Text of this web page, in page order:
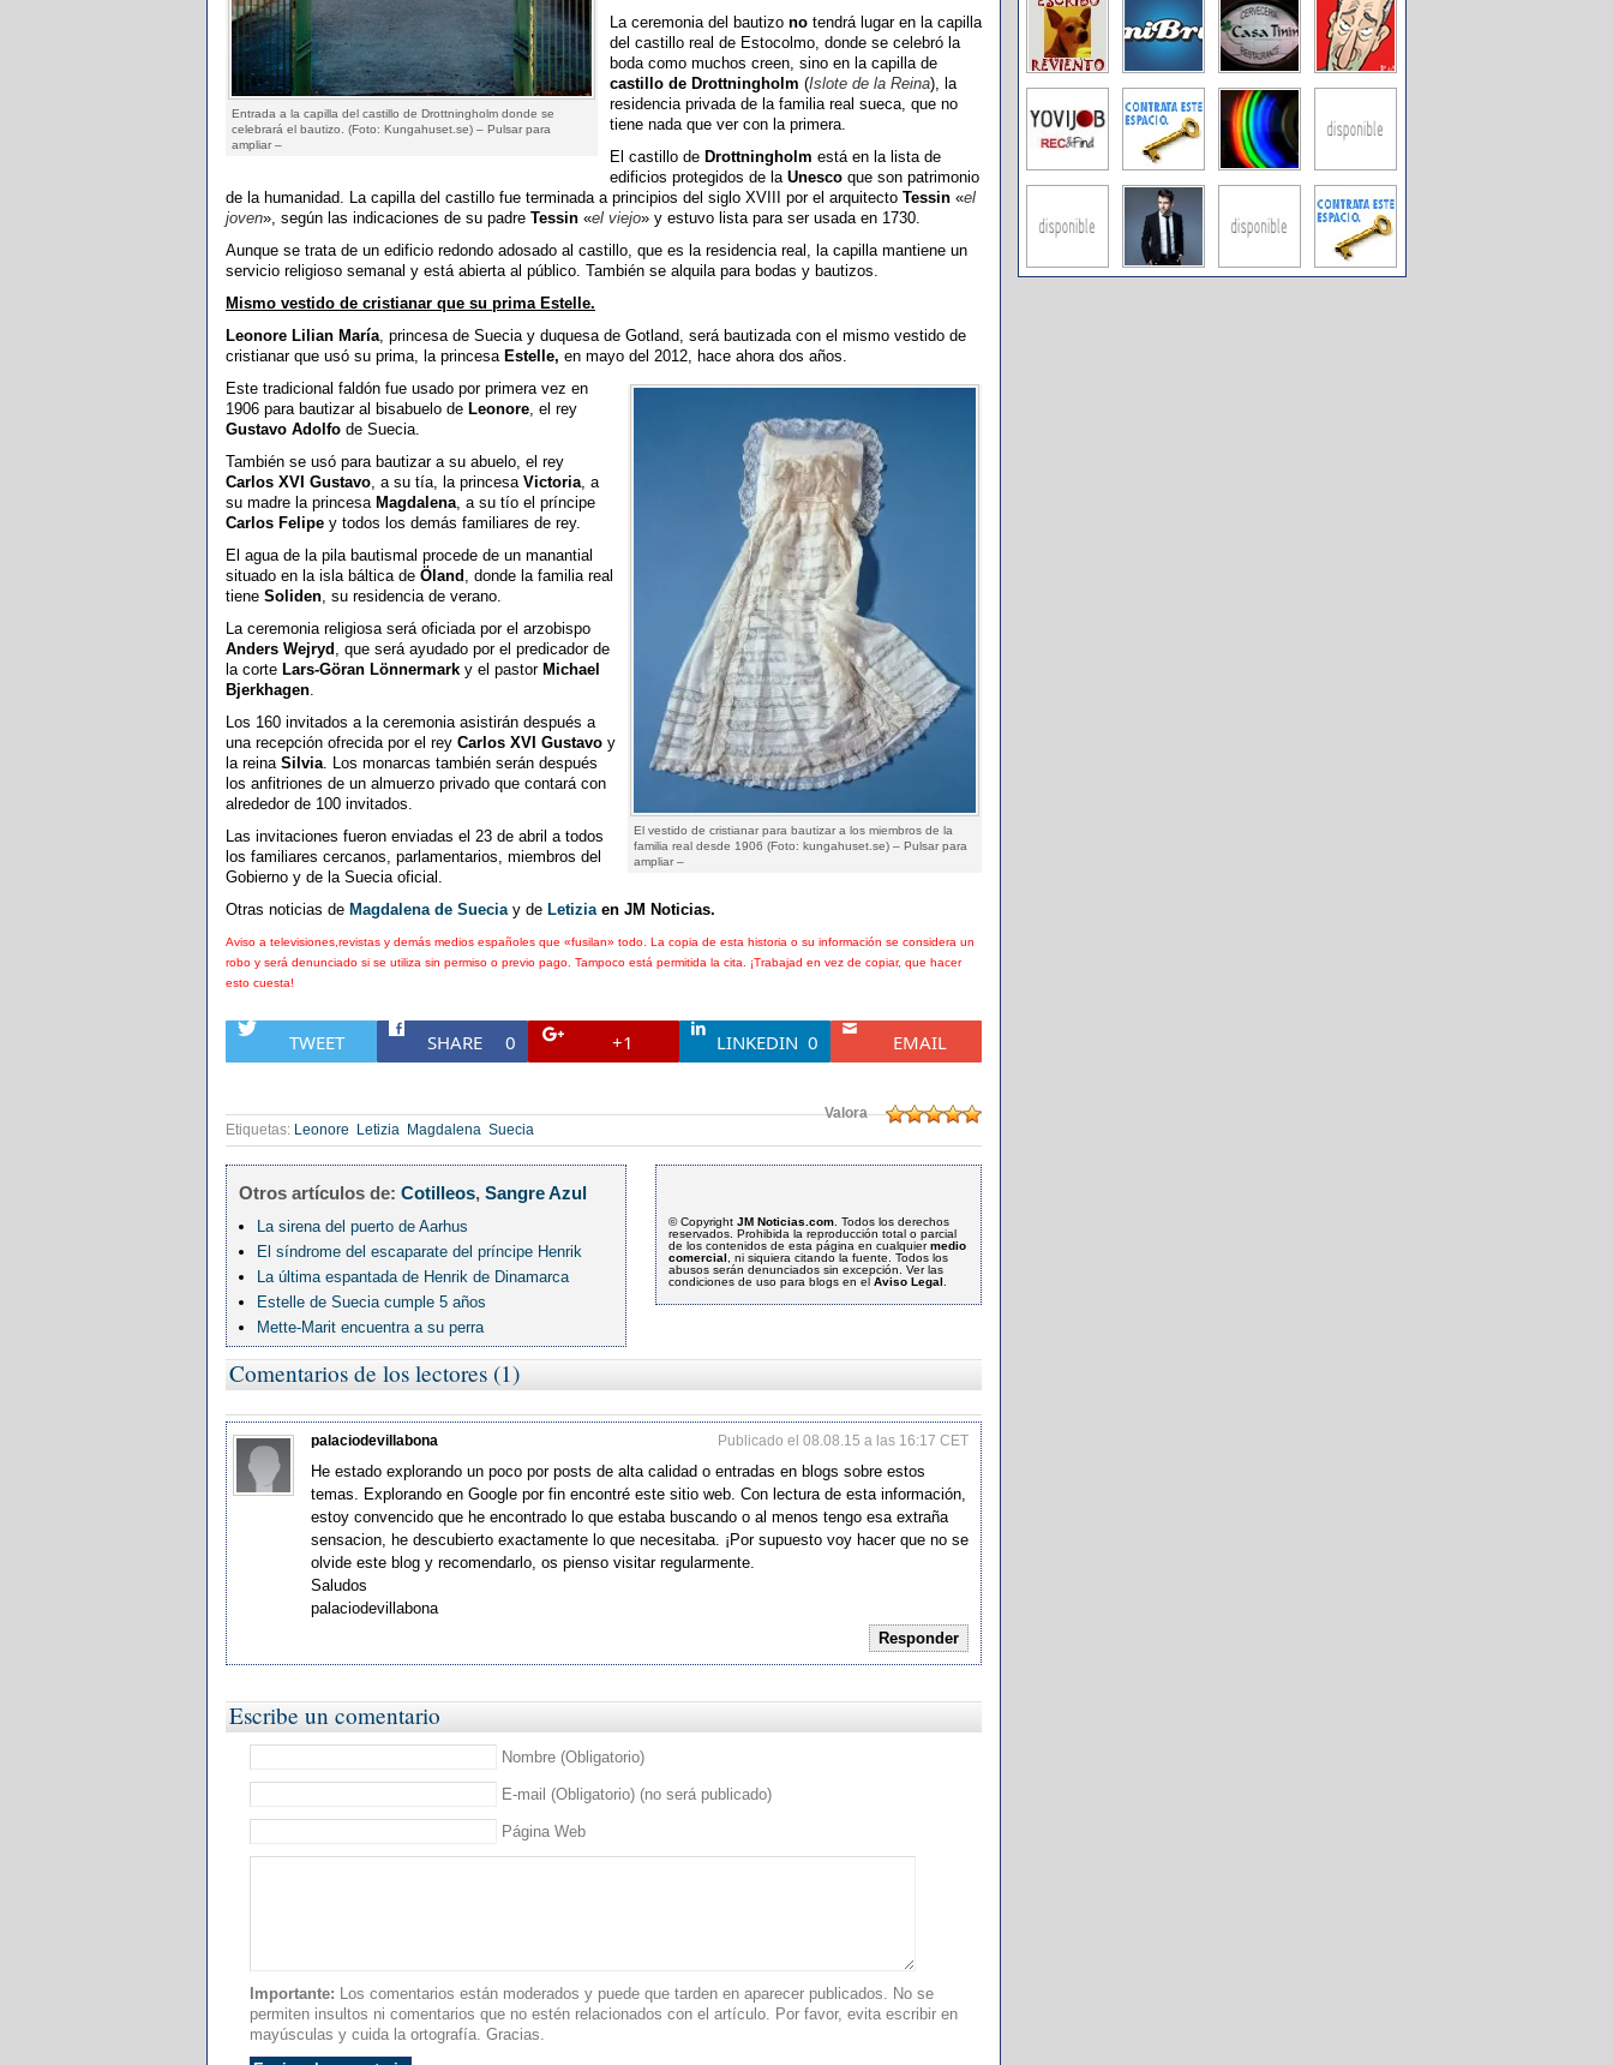
Entrada a la capilla del castillo de Drottningholm donde se
celebrará el bautizo. (Foto: Kungahuset.se) – Pulsar para
ampliar –
La ceremonia del bautizo no tendrá lugar en la capilla
del castillo real de Estocolmo, donde se celebró la
boda como muchos creen, sino en la capilla de
castillo de Drottningholm (Islote de la Reina), la
residencia privada de la familia real sueca, que no
tiene nada que ver con la primera.
El castillo de Drottningholm está en la lista de
edificios protegidos de la Unesco que son patrimonio
de la humanidad. La capilla del castillo fue terminada a principios del siglo XVIII por el arquitecto Tessin «el
joven», según las indicaciones de su padre Tessin «el viejo» y estuvo lista para ser usada en 1730.
Aunque se trata de un edificio redondo adosado al castillo, que es la residencia real, la capilla mantiene un
servicio religioso semanal y está abierta al público. También se alquila para bodas y bautizos.
Mismo vestido de cristianar que su prima Estelle.
Leonore Lilian María, princesa de Suecia y duquesa de Gotland, será bautizada con el mismo vestido de
cristianar que usó su prima, la princesa Estelle, en mayo del 2012, hace ahora dos años.
El vestido de cristianar para bautizar a los miembros de la
familia real desde 1906 (Foto: kungahuset.se) – Pulsar para
ampliar –
Este tradicional faldón fue usado por primera vez en
1906 para bautizar al bisabuelo de Leonore, el rey
Gustavo Adolfo de Suecia.
También se usó para bautizar a su abuelo, el rey
Carlos XVI Gustavo, a su tía, la princesa Victoria, a
su madre la princesa Magdalena, a su tío el príncipe
Carlos Felipe y todos los demás familiares de rey.
El agua de la pila bautismal procede de un manantial
situado en la isla báltica de Öland , donde la familia real
tiene Soliden, su residencia de verano.
La ceremonia religiosa será oficiada por el arzobispo
Anders Wejryd , que será ayudado por el predicador de
la corte Lars-Göran Lönnermark y el pastor Michael
Bjerkhagen.
Los 160 invitados a la ceremonia asistirán después a
una recepción ofrecida por el rey Carlos XVI Gustavo y
la reina Silvia. Los monarcas también serán después
los anfitriones de un almuerzo privado que contará con
alrededor de 100 invitados.
Las invitaciones fueron enviadas el 23 de abril a todos
los familiares cercanos, parlamentarios, miembros del
Gobierno y de la Suecia oficial.
Otras noticias de Magdalena de Sueciay de Letiziaen JM Noticias.
Aviso a televisiones,revistas y demás medios españoles que «fusilan» todo. La copia de esta historia o su información se considera un
robo y será denunciado si se utiliza sin permiso o previo pago. Tampoco está permitida la cita. ¡Trabajad en vez de copiar, que hacer
esto cuesta!
TWEET SHARE 0 +1 LINKEDIN 0 EMAIL
Valora
Etiquetas:
Leonore Letizia Magdalena Suecia
Otros artículos de: Cotilleos, Sangre Azul
La sirena del puerto de Aarhus
El síndrome del escaparate del príncipe Henrik
La última espantada de Henrik de Dinamarca
Estelle de Suecia cumple 5 años
Mette-Marit encuentra a su perra
© Copyright JM Noticias.com . Todos los derechos
reservados. Prohibida la reproducción total o parcial
de los contenidos de esta página en cualquiermedio
comercial , ni siquiera citando la fuente. Todos los
abusos serán denunciados sin excepción. Ver las
condiciones de uso para blogs en el Aviso Legal
Comentarios de los lectores (1)
palaciodevillabona Publicado el 08.08.15 a las 16:17 CET
He estado explorando un poco por posts de alta calidad o entradas en blogs sobre estos
temas. Explorando en Google por fin encontré este sitio web. Con lectura de esta información,
estoy convencido que he encontrado lo que estaba buscando o al menos tengo esa extraña
sensacion, he descubierto exactamente lo que necesitaba. ¡Por supuesto voy hacer que no se
olvide este blog y recomendarlo, os pienso visitar regularmente.
Saludos
palaciodevillabona
Responder
Escribe un comentario
Nombre (Obligatorio)
E-mail (Obligatorio) (no será publicado)
Página Web
Importante: Los comentarios están moderados y puede que tarden en aparecer publicados. No se
permiten insultos ni comentarios que no estén relacionados con el artículo. Por favor, evita escribir en
mayúsculas y cuida la ortografía. Gracias.